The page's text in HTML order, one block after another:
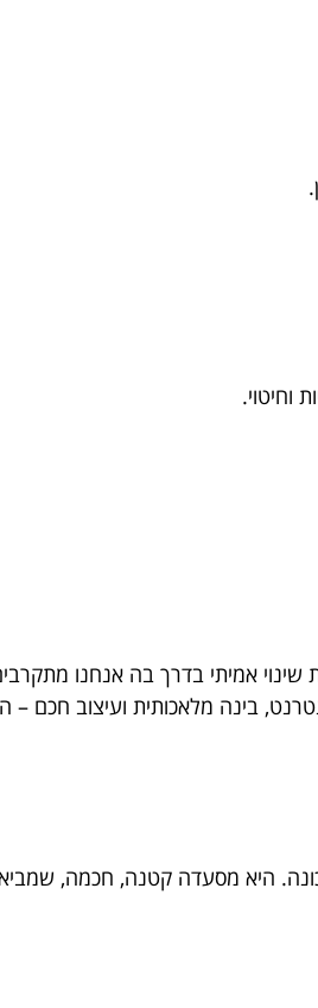
וחיטוי.
אמיתי בדרך בה אנחנו
בינה מלאכותית ועיצוב חכם
היא מסעדה קטנה, חכמה,